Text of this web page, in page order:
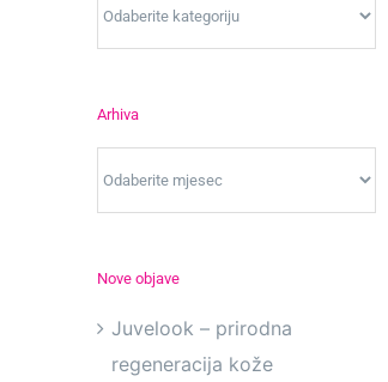
Arhiva
Nove objave
Juvelook – prirodna
regeneracija kože